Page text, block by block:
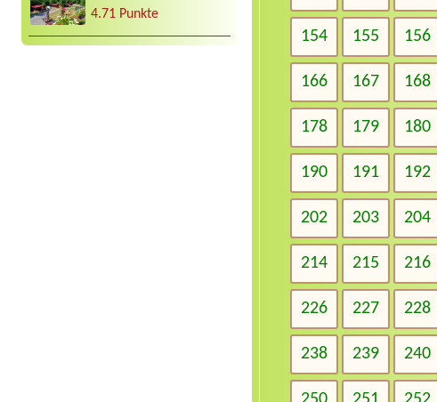
4.71 Punkte
154 155 156
166 167 168
178 179 180
190 191 192
202 203 204
214 215 216
226 227 228
238 239 240